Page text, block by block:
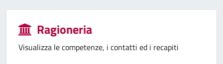
Ragioneria
Visualizza le competenze, i contatti ed i recapiti